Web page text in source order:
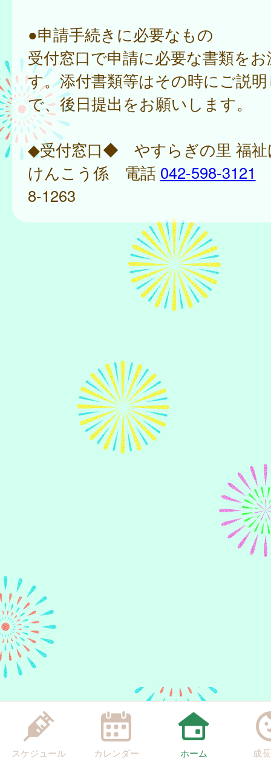
●申請手続きに必要なもの
受付窓口で申請に必要な書類を
す。添付書類等はその時にご説
で、後日提出をお願いします。
◆受付窓口◆ やすらぎの里 福祉
けんこう係 電話 042-598-3121
8-1263
スケジュール カレンダー ホーム 成